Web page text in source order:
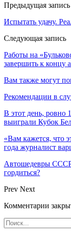
Предыдущая запись
Испытать удачу.
Следующая запись
Работы на
завершить к концу
Вам также могут
Рекомендации в
В этот день, ровно
выиграли Кубок
«Вам кажется, что
года журналист
Автошедевры
гордиться?
Prev Next
Комментарии